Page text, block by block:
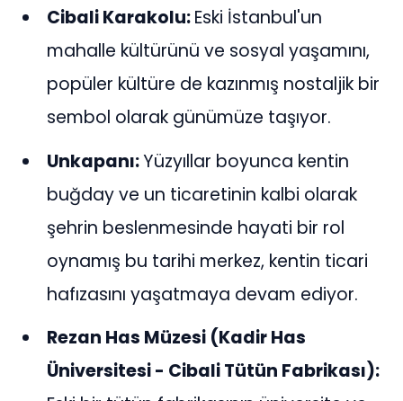
Cibali Karakolu:Eski İstanbul'un
mahalle kültürünü ve sosyal yaşamını,
popüler kültüre de kazınmış nostaljik bir
sembol olarak günümüze taşıyor.
Unkapanı:Yüzyıllar boyunca kentin
buğday ve un ticaretinin kalbi olarak
şehrin beslenmesinde hayati bir rol
oynamış bu tarihi merkez, kentin ticari
hafızasını yaşatmaya devam ediyor.
Rezan Has Müzesi (Kadir Has
Üniversitesi - Cibali Tütün Fabrikası):